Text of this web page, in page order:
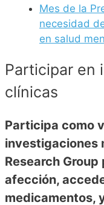
Mes de la
necesidad
en salud
Participar en
clínicas
Participa como
investigaciones
Research
afección,
medicamentos,